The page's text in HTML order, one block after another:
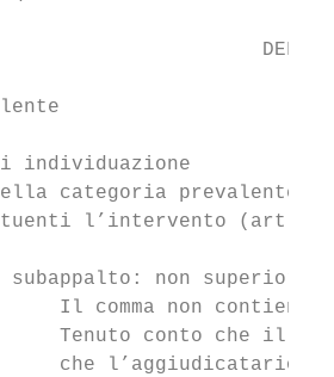
individuazione
categoria prevalente
l’intervento (art. 73
subappalto: non superiore
Il comma non contiene
Tenuto conto che il
che l’aggiudicatario